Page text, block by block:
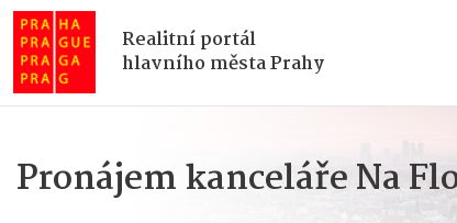
Realitní portál
hlavního města Prahy
Pronájem kanceláře Na